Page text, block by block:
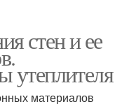
стен и ее
утеплителя
материалов